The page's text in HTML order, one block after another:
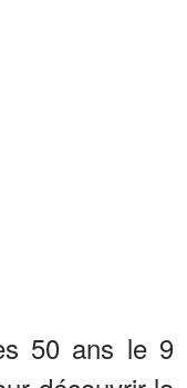
50 ans le 9